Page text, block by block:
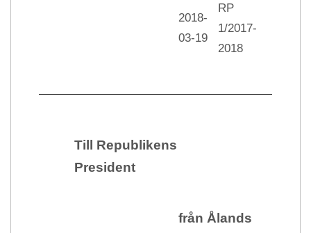
2018-
03-19
RP
1/2017-
2018
Till Republikens
President
från Ålands